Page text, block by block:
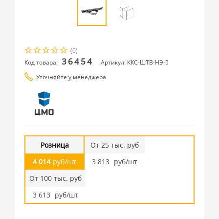
(0)
Код товара: 36454
Артикул: ККС-ШТВ-НЭ-5
Уточняйте у менеджера
Розница
4 014 руб/шт
От 25 тыс. руб
3 813 руб/шт
От 100 тыс. руб
3 613 руб/шт